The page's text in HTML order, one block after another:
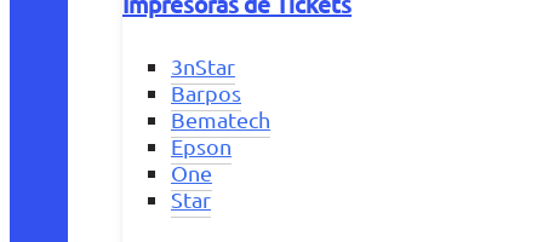
3nStar
Barpos
Bematech
Epson
One
Star